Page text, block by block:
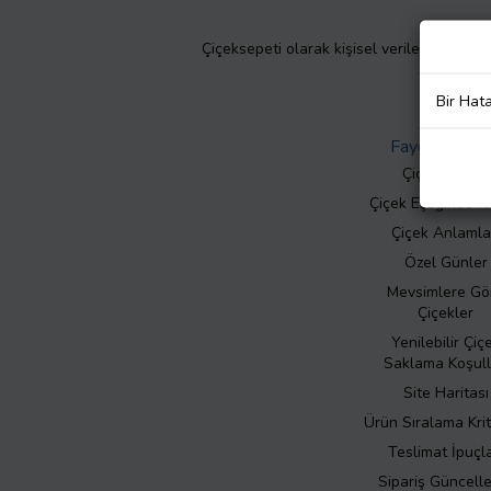
Çiçeksepeti olarak kişisel verilerinizin
Faydalı Bilgiler
Çiçek Bakımı
Çiçek Eşliğinde
Çiçek
Özel Günler
Mevsimlere
Çiçekler
Yenilebilir
Saklama
Site Haritası
Ürün Sıralama
Teslimat
Sipariş
Bir